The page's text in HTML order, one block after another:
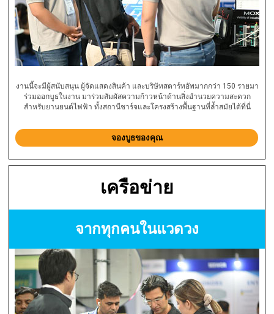
งานนี้จะมีผู้สนับสนุน ผู้จัดแสดงสินค้า และบริษัทสตาร์ทอัพมากกว่า 150 รายมา
ร่วมออกบูธในงาน มาร่วมสัมผัสความก้าวหน้าด้านสิ่งอำนวยความสะดวก
สำหรับยานยนต์ไฟฟ้า ทั้งสถานีชาร์จและโครงสร้างพื้นฐานที่ล้ำสมัยได้ที่นี่
จองบูธของคุณ
เครือข่าย
จากทุกคนในแวดวง